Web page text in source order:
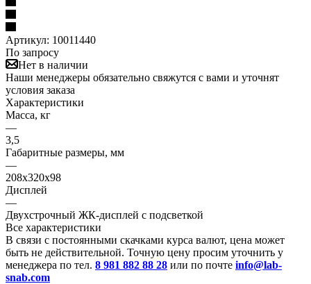
Артикул: 10011440
По запросу
Нет в наличии
Наши менеджеры обязательно свяжутся с вами и уточнят
условия заказа
Характеристики
Масса, кг
—
3,5
Габаритные размеры, мм
—
208х320х98
Дисплей
—
Двухстрочный ЖК-дисплей с подсветкой
Все характеристики
В связи с постоянными скачками курса валют, цена может
быть не действительной. Точную цену просим уточнить у
менеджера по тел. 8 981 882 88 28 или по почте info@lab-
snab.com